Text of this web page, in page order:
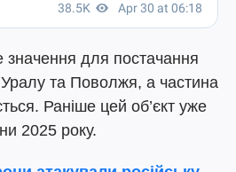
для постачання
Уралу та Поволжя, а частина
Раніше цей об’єкт уже
2025 року.